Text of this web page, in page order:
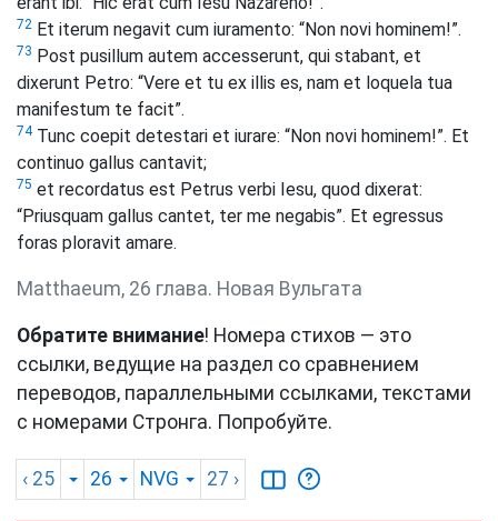
72 Et iterum negavit cum iuramento: “Non novi hominem!”.
73 Post pusillum autem accesserunt, qui stabant, et
dixerunt Petro: “Vere et tu ex illis es, nam et loquela tua
manifestum te facit”.
74Tunc coepit detestari et iurare: “Non novi hominem!”. Et
continuo gallus cantavit;
75 et recordatus est Petrus verbi Iesu, quod dixerat:
“Priusquam gallus cantet, ter me negabis”. Et egressus
foras ploravit amare.
Matthaeum, 26 глава. Новая Вульгата
Обратите внимание! Номера стихов — это
ссылки, ведущие на раздел со сравнением
переводов, параллельными ссылками, текстами
с номерами Стронга. Попробуйте.
‹ 25 26 NVG 27 ›